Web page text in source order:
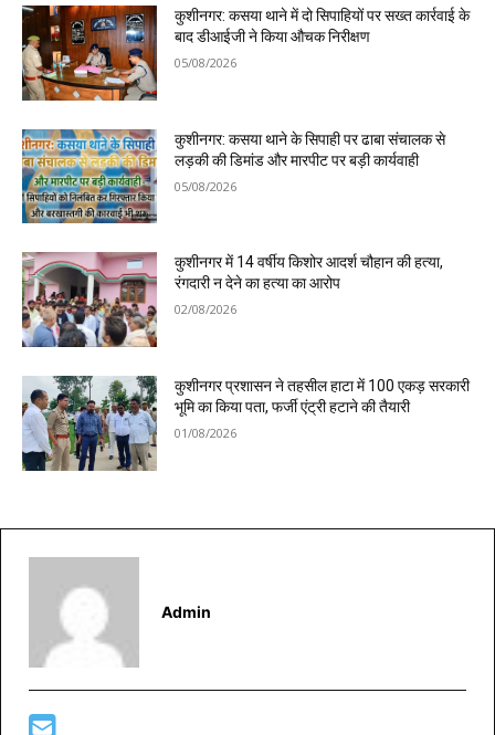
कुशीनगर: कसया थाने में दो सिपाहियों पर सख्त कार्रवाई के
बाद डीआईजी ने किया औचक निरीक्षण
05/08/2026
कुशीनगर: कसया थाने के सिपाही पर ढाबा संचालक से
लड़की की डिमांड और मारपीट पर बड़ी कार्यवाही
05/08/2026
कुशीनगर में 14 वर्षीय किशोर आदर्श चौहान की हत्या,
रंगदारी न देने का हत्या का आरोप
02/08/2026
कुशीनगर प्रशासन ने तहसील हाटा में 100 एकड़ सरकारी
भूमि का किया पता, फर्जी एंट्री हटाने की तैयारी
01/08/2026
Admin